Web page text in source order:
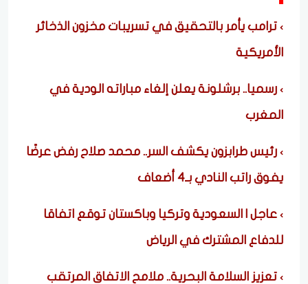
ترامب يأمر بالتحقيق في تسريبات مخزون الذخائر
الأمريكية
رسميا.. برشلونة يعلن إلغاء مباراته الودية في
المغرب
رئيس طرابزون يكشف السر.. محمد صلاح رفض عرضًا
يفوق راتب النادي بـ4 أضعاف
عاجل | السعودية وتركيا وباكستان توقع اتفاقا
للدفاع المشترك في الرياض
تعزيز السلامة البحرية.. ملامح الاتفاق المرتقب